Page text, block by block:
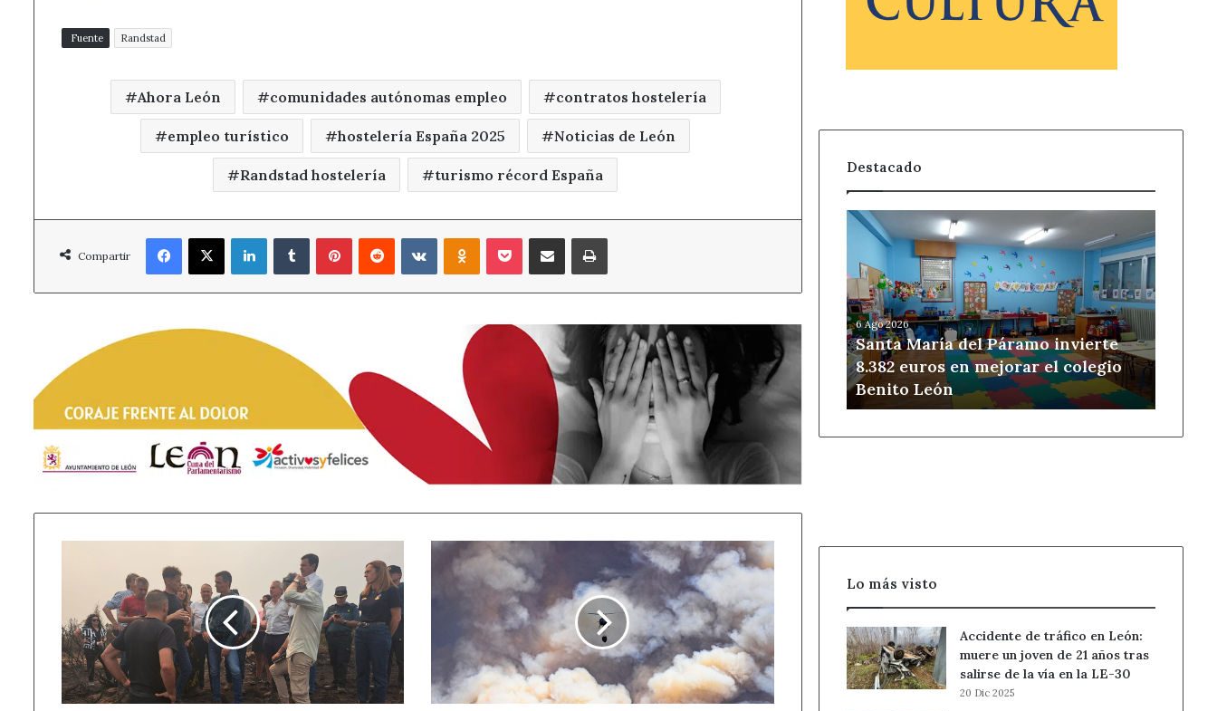
Fuente Randstad
Ahora León comunidades autónomas empleo contratos hostelería
empleo turístico hostelería España 2025 Noticias de León
Randstad hostelería turismo récord España
Compartir
Facebook
X LinkedInTumblrPinterestReddit VKontakteOdnoklassniki
PocketCompartir por correo electrónicoImprimir
de
Estado
contra
la
Emergencia
Día
Mundial
Prevención
Incendios
Forestales:
conciencia
Destacado
Santa
María
Páramo
invierte
8.382
euros
en
mejorar
el
colegio
6 Ago 2026
Santa María del Páramo invierte
8.382 euros en mejorar el colegio
Benito León
Lo más visto
Accidente de tráfico en León:
muere un joven de 21 años tras
salirse de la vía en la LE-30
20 Dic 2025